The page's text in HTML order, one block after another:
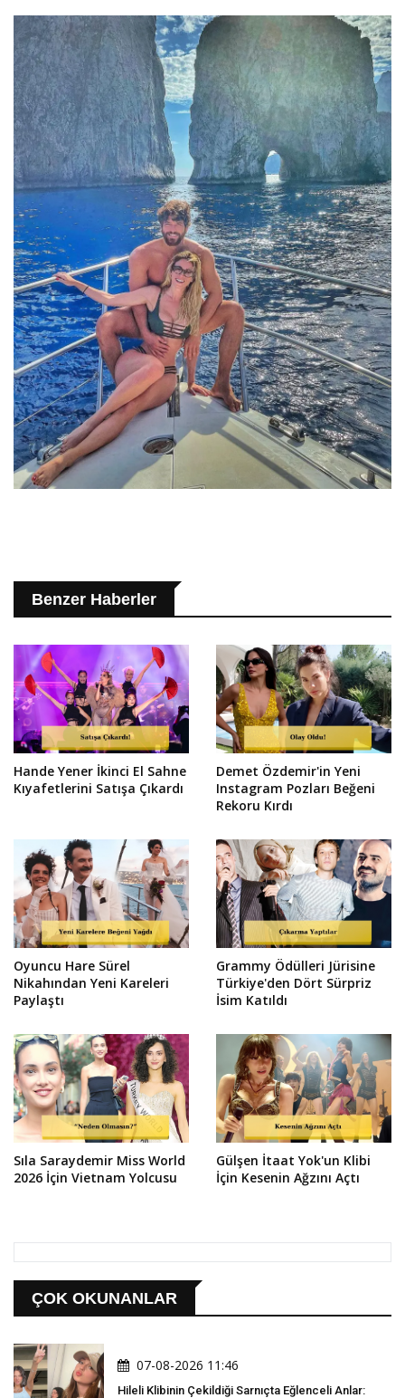
Benzer Haberler
Hande Yener İkinci El Sahne
Kıyafetlerini Satışa Çıkardı
Demet Özdemir'in Yeni
Instagram Pozları Beğeni
Rekoru Kırdı
Oyuncu Hare Sürel
Nikahından Yeni Kareleri
Paylaştı
Grammy Ödülleri Jürisine
Türkiye'den Dört Sürpriz
İsim Katıldı
Sıla Saraydemir Miss World
2026 İçin Vietnam Yolcusu
Gülşen İtaat Yok'un Klibi
İçin Kesenin Ağzını Açtı
ÇOK OKUNANLAR
07-08-2026 11:46
Hileli Klibinin Çekildiği Sarnıçta Eğlenceli Anlar: